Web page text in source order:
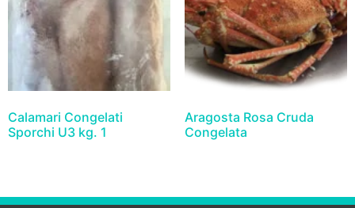
Calamari Congelati
Sporchi U3 kg. 1
Aragosta Rosa Cruda
Congelata